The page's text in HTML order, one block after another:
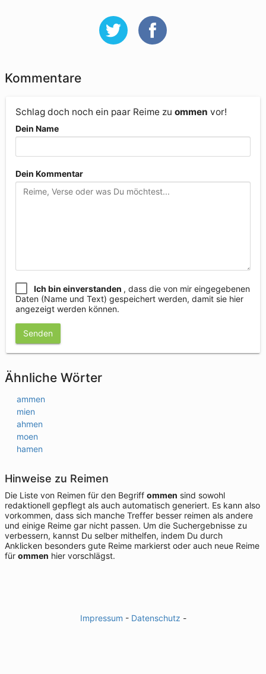
Kommentare
Schlag doch noch ein paar Reime zu ommen vor!
Dein Name
Dein Kommentar
Ich bin einverstanden , dass die von mir eingegebenen
Daten (Name und Text) gespeichert werden, damit sie hier
angezeigt werden können.
Senden
Ähnliche Wörter
ammen
mien
ahmen
moen
hamen
Hinweise zu Reimen
Die Liste von Reimen für den Begriff ommen sind sowohl
redaktionell gepflegt als auch automatisch generiert. Es kann also
vorkommen, dass sich manche Treffer besser reimen als andere
und einige Reime gar nicht passen. Um die Suchergebnisse zu
verbessern, kannst Du selber mithelfen, indem Du durch
Anklicken besonders gute Reime markierst oder auch neue Reime
für ommen hier vorschlägst.
Impressum - Datenschutz -